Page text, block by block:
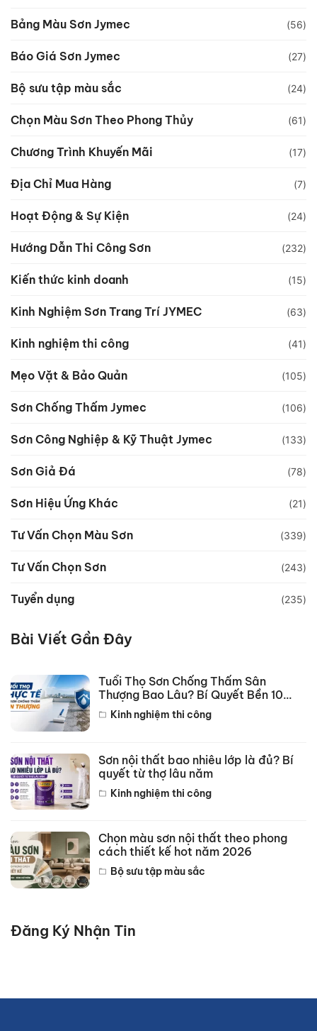
Bảng Màu Sơn Jymec (56)
Báo Giá Sơn Jymec (27)
Bộ sưu tập màu sắc (24)
Chọn Màu Sơn Theo Phong Thủy (61)
Chương Trình Khuyến Mãi (17)
Địa Chỉ Mua Hàng (7)
Hoạt Động & Sự Kiện (24)
Hướng Dẫn Thi Công Sơn (232)
Kiến thức kinh doanh (15)
Kinh Nghiệm Sơn Trang Trí JYMEC (63)
Kinh nghiệm thi công (41)
Mẹo Vặt & Bảo Quản (105)
Sơn Chống Thấm Jymec (106)
Sơn Công Nghiệp & Kỹ Thuật Jymec (133)
Sơn Giả Đá (78)
Sơn Hiệu Ứng Khác (21)
Tư Vấn Chọn Màu Sơn (339)
Tư Vấn Chọn Sơn (243)
Tuyển dụng (235)
Bài Viết Gần Đây
Tuổi Thọ Sơn Chống Thấm Sân
Thượng Bao Lâu? Bí Quyết Bền 10
NămKinh nghiệm thi công
Sơn nội thất bao nhiêu lớp là đủ? Bí
quyết từ thợ lâu năm
Kinh nghiệm thi công
Chọn màu sơn nội thất theo phong
cách thiết kế hot năm 2026
Bộ sưu tập màu sắc
Đăng Ký Nhận Tin